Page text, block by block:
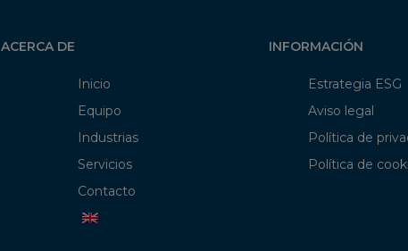
ACERCA DE
Inicio
Equipo
Industrias
Servicios
Contacto
INFORMACIÓN
Estrategia ESG
Aviso legal
Política de
Política de